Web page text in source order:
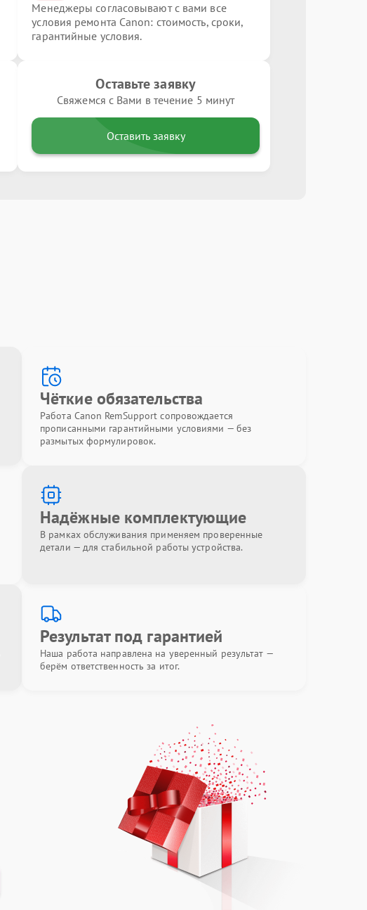
Менеджеры согласовывают с вами все
условия ремонта Canon: стоимость, сроки,
гарантийные условия.
Оставьте заявку
Свяжемся с Вами в течение 5 минут
Оставить заявку
Чёткие обязательства
Работа Canon RemSupport сопровождается
прописанными гарантийными условиями — без
размытых формулировок.
Надёжные комплектующие
В рамках обслуживания применяем проверенные
детали — для стабильной работы устройства.
Результат под гарантией
Наша работа направлена на уверенный результат —
берём ответственность за итог.